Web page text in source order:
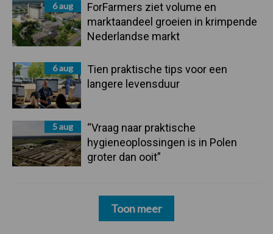
6 aug
ForFarmers ziet volume en
marktaandeel groeien in krimpende
Nederlandse markt
6 aug
Tien praktische tips voor een
langere levensduur
5 aug
“Vraag naar praktische
hygieneoplossingen is in Polen
groter dan ooit”
Toon meer